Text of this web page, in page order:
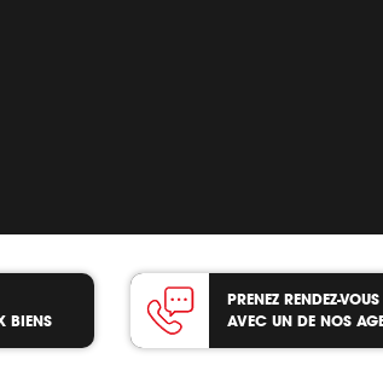
BIENS
PRENEZ RENDEZ-VOUS
AVEC UN DE NOS